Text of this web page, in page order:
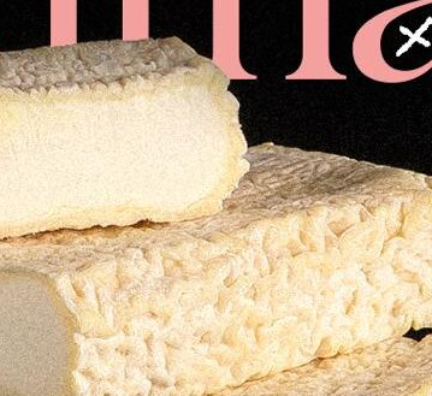
Envío refrigerado gratuito por
Transportamos los productos
garantizar su calidad desde el
Otros clientes han comprado: